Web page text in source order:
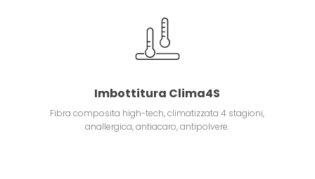
Imbottitura Clima4S
Fibra composita high-tech, climatizzata 4 stagioni,
anallergica, antiacaro, antipolvere.